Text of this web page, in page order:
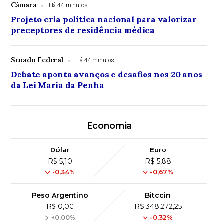
Câmara Há 44 minutos
Projeto cria política nacional para valorizar
preceptores de residência médica
Senado Federal Há 44 minutos
Debate aponta avanços e desafios nos 20 anos
da Lei Maria da Penha
Economia
Dólar
R$ 5,10
-0,34%
Euro
R$ 5,88
-0,67%
Peso Argentino
R$ 0,00
+0,00%
Bitcoin
R$ 348,272,25
-0,32%